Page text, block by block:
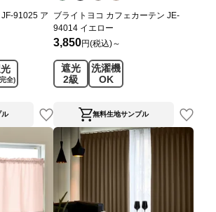
91025 ア
全)
ル
ブライトヨコ カフェカーテン JE-
94014 イエロー
3,850円(税込)～
遮光
2級
洗濯機
OK
無料生地サンプル